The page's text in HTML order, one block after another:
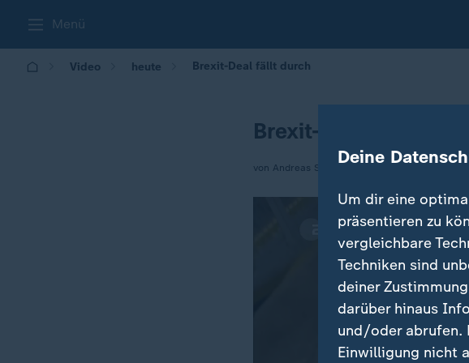
Menü
Video heute Brexit-Deal fällt durch
Brexit-Deal fällt durch
von Andreas StammDeine
Um dir eine
präsentieren zu
vergleichbare
Techniken sind
deiner
darüber hinaus
und/oder abrufen.
Einwilligung nicht